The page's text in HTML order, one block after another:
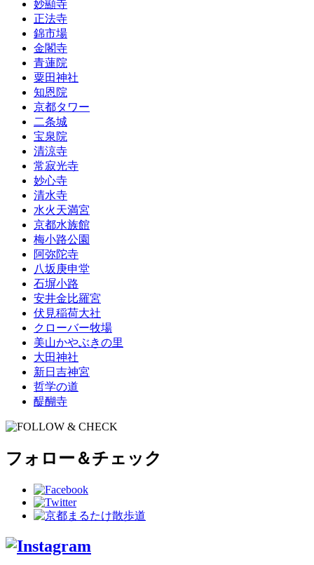
妙顯寺
正法寺
錦市場
金閣寺
青蓮院
粟田神社
知恩院
京都タワー
二条城
宝泉院
清涼寺
常寂光寺
妙心寺
清水寺
水火天満宮
京都水族館
梅小路公園
阿弥陀寺
八坂庚申堂
石塀小路
安井金比羅宮
伏見稲荷大社
クローバー牧場
美山かやぶきの里
大田神社
新日吉神宮
哲学の道
醍醐寺
フォロー＆チェック